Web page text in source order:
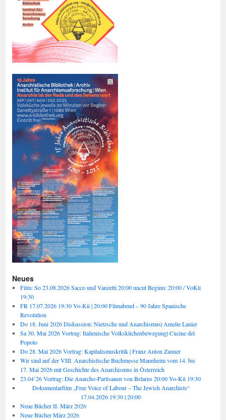
Neues
Film: So 23.08.2026 Sacco und Vanzetti 20:00 uncut Beginn: 20:00 / VoKü
19:30
FR 17.07.2026 19:30 Vo-Kü | 20:00 Filmabend – 90 Jahre Spanische
Revolution
Do 18. Juni 2026 Diskussion: Nietzsche und Anarchismus| Amelie Lanier
Sa 30. Mai 2026 Vortrag: Italienische Volksküchenbewegung| Cucine del
Popolo
Do 28. Mai 2026 Vortrag: Kapitalismuskritik | Franz Anton Zauner
Wir sind auf der VIII. Anarchistische Buchmesse Mannheim vom 14. bis
17. Mai 2026 mit Geschichte des Anarchismus in Österreich
23.04’26 Vortrag: Die Anarcho-Partisanen von Belarus 20:00 Vo-Kü 19:30
Dokumentarfilm „Free Voice of Labour – The Jewish Anarchists“
17.04.2026 19:30 | 20:00
Neue Bücher II. März 2026
Neue Bücher März 2026